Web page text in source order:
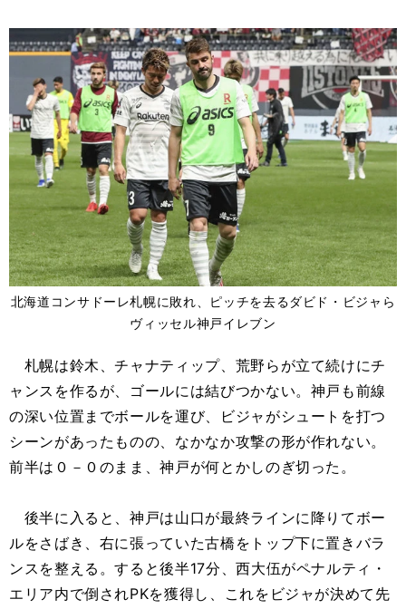
北海道コンサドーレ札幌に敗れ、ピッチを去るダビド・ビジャら
ヴィッセル神戸イレブン
札幌は鈴木、チャナティップ、荒野らが立て続けにチ
ャンスを作るが、ゴールには結びつかない。神戸も前線
の深い位置までボールを運び、ビジャがシュートを打つ
シーンがあったものの、なかなか攻撃の形が作れない。
前半は０－０のまま、神戸が何とかしのぎ切った。
後半に入ると、神戸は山口が最終ラインに降りてボー
ルをさばき、右に張っていた古橋をトップ下に置きバラ
ンスを整える。すると後半17分、西大伍がペナルティ・
エリア内で倒されPKを獲得し、これをビジャが決めて先